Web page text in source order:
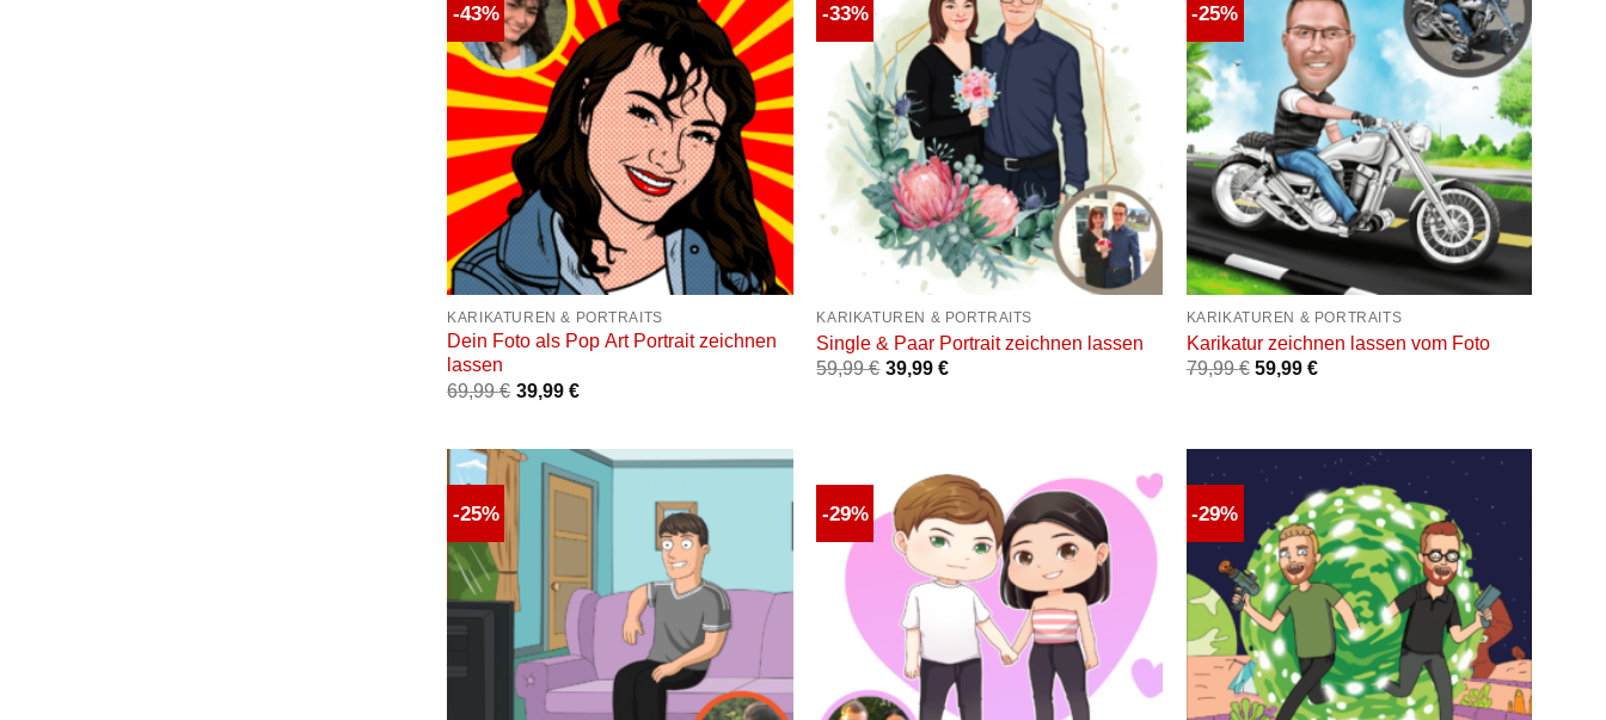
-43%
Auf die
Wunschliste
+
KARIKATUREN & PORTRAITS
Dein Foto als Pop Art Portrait zeichnen
lassen
69,99€ 39,99 €
-33%
Auf die
Wunschliste
KARIKATUREN & PORTRAITS
Single & Paar Portrait zeichnen lassen
59,99€ 39,99€
-25%
Auf die
Wunschliste
+
KARIKATUREN & PORTRAITS
Karikatur zeichnen lassen vom Foto
79,99€ 59,99€
-25%
Wunschliste
-29%
Auf die
Wunschliste
-29%
Auf die
Wunschliste